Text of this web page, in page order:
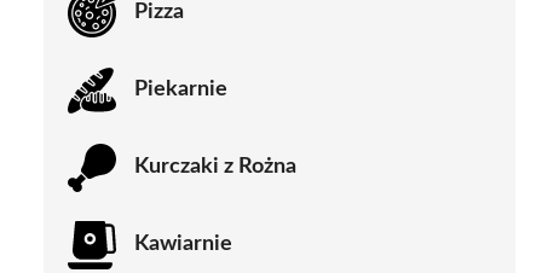
Pizza
Piekarnie
Kurczaki z Rożna
Kawiarnie